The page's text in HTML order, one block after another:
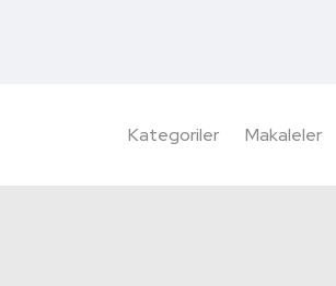
Kategoriler Makaleler